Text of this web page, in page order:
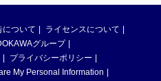
について
ライセンスについて
グループ
プライバシーポリシー
My Personal Information